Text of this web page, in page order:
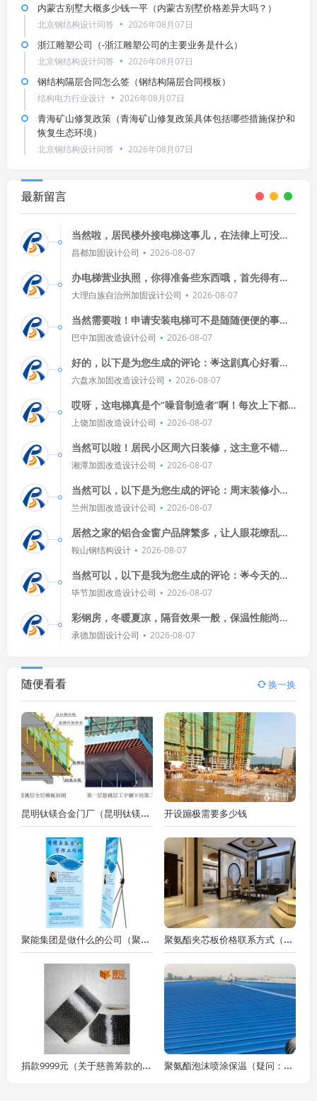
内蒙古别墅大概多少钱一平（内蒙古别墅价格差异大吗？）
北京钢结构设计问答 2026年08月07日
浙江雕塑公司（-浙江雕塑公司的主要业务是什么）
北京钢结构设计问答 2026年08月07日
钢结构隔层合同怎么签（钢结构隔层合同模板）
结构电力行业设计 2026年08月07日
青海矿山修复政策（青海矿山修复政策具体包括哪些措施保护和
恢复生态环境）
北京钢结构设计问答 2026年08月07日
最新留言
当然啦，居民楼外接电梯这事儿，在法律上可没那
么简单，一般来说，这得看具体情况，比如电梯的
昌都加固设计公司 2026-08-07
办电梯营业执照，你得准备些东西哦，首先得有公
司名字，然后是法人身份证明，还有租赁合同和物
大理白族自治州加固设计公司 2026-08-07
当然需要啦！申请安装电梯可不是随随便便的事
情，得提前预约，还得看咱们楼里的规定，有些地
巴中加固改造设计公司 2026-08-07
好的，以下是为您生成的评论：🌟这剧真心好看！
剧情紧凑，演员演技在线，每个角色都让人印象深
六盘水加固改造设计公司 2026-08-07
哎呀，这电梯真是个“噪音制造者”啊！每次上下都
是“嗡嗡嗡”，感觉像是在开音乐会，希望物业能赶
上饶加固改造设计公司 2026-08-07
当然可以啦！居民小区周六日装修，这主意不错，
不过得注意点，别吵到邻居休息，也别弄得到处都
湘潭加固改造设计公司 2026-08-07
当然可以，以下是为您生成的评论：周末装修小
区？这得看情况吧！邻里关系得和谐点，别整出噪
兰州加固改造设计公司 2026-08-07
居然之家的铝合金窗户品牌繁多，让人眼花缭乱，
有的品牌注重环保，有的则追求时尚潮流，不过，
鞍山钢结构设计 2026-08-07
当然可以，以下是我为您生成的评论：🌟今天的比
赛真是精彩绝伦！🎯双方球员都发挥出色，让人看
毕节加固改造设计公司 2026-08-07
彩钢房，冬暖夏凉，隔音效果一般，保温性能尚
可。
承德加固设计公司 2026-08-07
随便看看 换一换
昆明钛镁合金门厂（昆明钛镁合金门厂的产品有哪些种类？） 开设蹦极需要多少钱
聚能集团是做什么的公司（聚能集团在全球化战略中扮演什么角色？） 聚氨酯夹芯板价格联系方式（聚氨酯夹芯板价格是多少聚氨酯夹芯板的价格是多少）
捐款9999元（关于慈善筹款的疑问） 聚氨酯泡沫喷涂保温（疑问：聚氨酯泡沫喷涂保温在建筑行业中有哪些应用）